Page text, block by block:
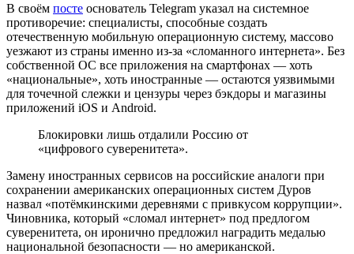
В своём посте основатель Telegram указал на системное
противоречие: специалисты, способные создать
отечественную мобильную операционную систему, массово
уезжают из страны именно из-за «сломанного интернета». Без
собственной ОС все приложения на смартфонах — хоть
«национальные», хоть иностранные — остаются уязвимыми
для точечной слежки и цензуры через бэкдоры и магазины
приложений iOS и Android.
Блокировки лишь отдалили Россию от
«цифрового суверенитета».
Замену иностранных сервисов на российские аналоги при
сохранении американских операционных систем Дуров
назвал «потёмкинскими деревнями с привкусом коррупции».
Чиновника, который «сломал интернет» под предлогом
суверенитета, он иронично предложил наградить медалью
национальной безопасности — но американской.